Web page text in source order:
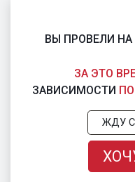
ВЫ ПРОВЕЛИ НА
ЗА ЭТО
ЗАВИСИМОСТИ
ЖДУ